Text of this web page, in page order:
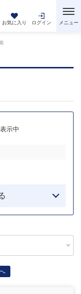
お気に入り ログイン
示中